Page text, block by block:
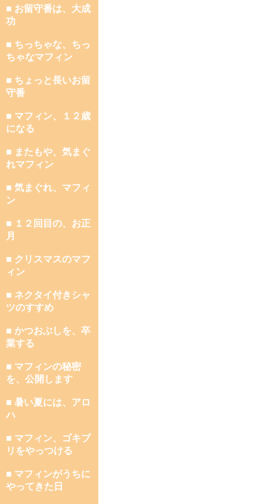
■ お留守番は、大成
功
■ ちっちゃな、ちっ
ちゃなマフィン
■ ちょっと長いお留
守番
■ マフィン、１２歳
になる
■ またもや、気まぐ
れマフィン
■ 気まぐれ、マフィ
ン
■ １２回目の、お正
月
■ クリスマスのマフ
ィン
■ ネクタイ付きシャ
ツのすすめ
■ かつおぶしを、卒
業する
■ マフィンの秘密
を、公開します
■ 暑い夏には、アロ
ハ
■ マフィン、ゴキブ
リをやっつける
■ マフィンがうちに
やってきた日